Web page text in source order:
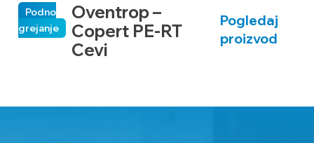
Oventrop –
Copert PE-RT
Cevi
Podno
grejanje
Pogledaj
proizvod